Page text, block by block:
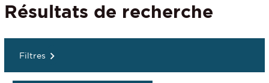
Résultats de recherche
Filtres